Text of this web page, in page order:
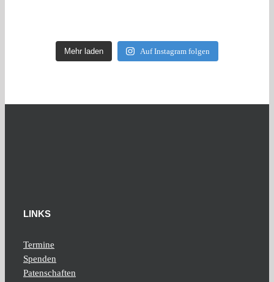
Mehr laden Auf Instagram folgen
LINKS
Termine
Spenden
Patenschaften